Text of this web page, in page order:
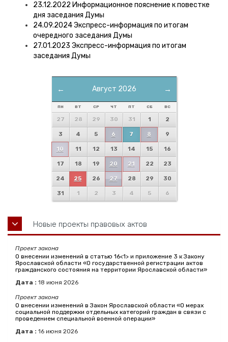
23.12.2022 Информационное пояснение к повестке
дня заседания Думы
24.09.2024 Экспресс-информация по итогам
очередного заседания Думы
27.01.2023 Экспресс-информация по итогам
заседания Думы
← →
Август 2026
ПН ВТ СР ЧТ ПТ СБ ВС
27 28 29 30 31 1 2
3 4 5 6 7 8 9
10 11 12 13 14 15 16
17 18 19 20 21 22 23
24 25 26 27 28 29 30
31 1 2 3 4 5 6
Новые проекты правовых актов
Проект закона
О внесении изменений в статью 16<1> и приложение 3 к Закону
Ярославской области «О государственной регистрации актов
гражданского состояния на территории Ярославской области»
Дата : 18 июня 2026
Проект закона
О внесении изменений в Закон Ярославской области «О мерах
социальной поддержки отдельных категорий граждан в связи с
проведением специальной военной операции»
Дата : 16 июня 2026